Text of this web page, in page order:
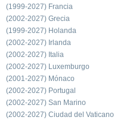
(1999-2027) Francia
(2002-2027) Grecia
(1999-2027) Holanda
(2002-2027) Irlanda
(2002-2027) Italia
(2002-2027) Luxemburgo
(2001-2027) Mónaco
(2002-2027) Portugal
(2002-2027) San Marino
(2002-2027) Ciudad del Vaticano